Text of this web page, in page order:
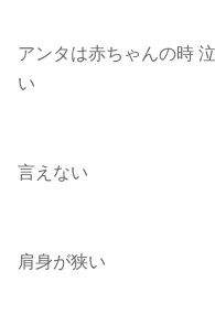
アンタは赤ちゃんの時
い
言えない
肩身が狭い